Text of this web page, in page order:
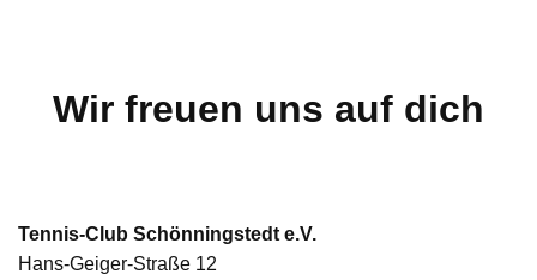
Wir freuen uns auf dich
Tennis-Club Schönningstedt e.V.
Hans-Geiger-Straße 12